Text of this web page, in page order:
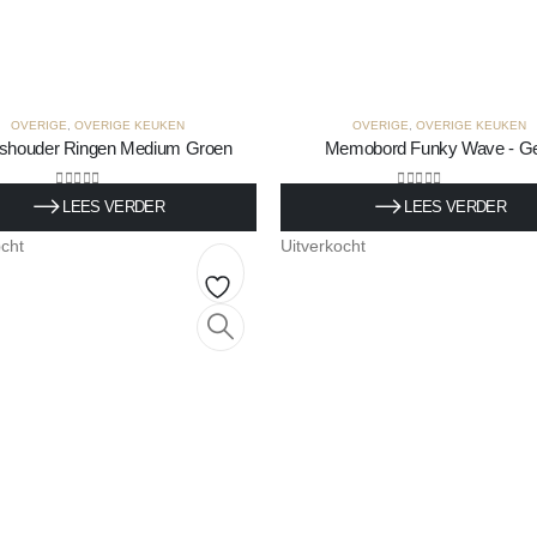
LEES VERDER
OVERIGE, OVERIGE KEUKEN
Ringen Medium Groen
0 out of 5
Incl. BTW LEES VERDER
OVERIGE, OVERIGE KEUKEN
Memobord Funky Wave -
0 out of 5
Incl. BTW
Toevoegen
Uitverkocht